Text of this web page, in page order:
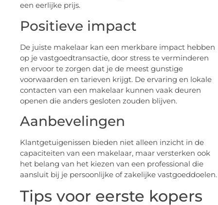
een eerlijke prijs.
Positieve impact
De juiste makelaar kan een merkbare impact hebben
op je vastgoedtransactie, door stress te verminderen
en ervoor te zorgen dat je de meest gunstige
voorwaarden en tarieven krijgt. De ervaring en lokale
contacten van een makelaar kunnen vaak deuren
openen die anders gesloten zouden blijven.
Aanbevelingen
Klantgetuigenissen bieden niet alleen inzicht in de
capaciteiten van een makelaar, maar versterken ook
het belang van het kiezen van een professional die
aansluit bij je persoonlijke of zakelijke vastgoeddoelen.
Tips voor eerste kopers